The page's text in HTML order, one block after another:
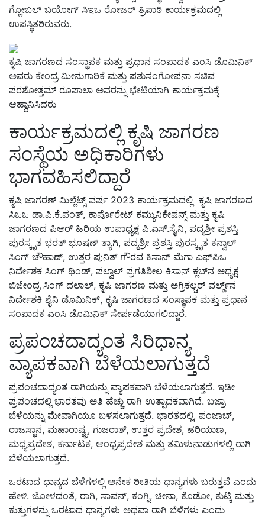
ಗ್ಲೋಬಲ್ ಬಯೋಗ್ ಸಿಇಒ ರೋಜರ್ ತ್ರಿಪಾಠಿ ಕಾರ್ಯಕ್ರಮದಲ್ಲಿ
ಉಪಸ್ಥಿತರಿರುವರು.
ಕೃಷಿ ಜಾಗರಣದ ಸಂಸ್ಥಾಪಕ ಮತ್ತು ಪ್ರಧಾನ ಸಂಪಾದಕ ಎಂಸಿ ಡೊಮಿನಿಕ್
ಅವರು ಕೇಂದ್ರ ಮೀನುಗಾರಿಕೆ ಮತ್ತು ಪಶುಸಂಗೋಪನಾ ಸಚಿವ
ಪರಶೋತ್ತಮ್ ರೂಪಾಲಾ ಅವರನ್ನು ಭೇಟಿಯಾಗಿ ಕಾರ್ಯಕ್ರಮಕ್ಕೆ
ಆಹ್ವಾನಿಸಿದರು
ಕಾರ್ಯಕ್ರಮದಲ್ಲಿ ಕೃಷಿ ಜಾಗರಣ
ಸಂಸ್ಥೆಯ ಅಧಿಕಾರಿಗಳು
ಭಾಗವಹಿಸಲಿದ್ದಾರೆ
ಕೃಷಿ ಜಾಗರಣ್ ಮಿಲ್ಲೆಟ್ಸ್ ವರ್ಷ 2023 ಕಾರ್ಯಕ್ರಮದಲ್ಲಿ ಕೃಷಿ ಜಾಗರಣದ
ಸಿಒಒ ಡಾ.ಪಿ.ಕೆ.ಪಂತ್, ಕಾರ್ಪೊರೇಟ್ ಕಮ್ಯುನಿಕೇಷನ್ಸ್ ಮತ್ತು ಕೃಷಿ
ಜಾಗರಣದ ಪಿಆರ್ ಹಿರಿಯ ಉಪಾಧ್ಯಕ್ಷ ಪಿ.ಎಸ್.ಸೈನಿ, ಪದ್ಮಶ್ರೀ ಪ್ರಶಸ್ತಿ
ಪುರಸ್ಕೃತ ಭರತ್ ಭೂಷಣ್ ತ್ಯಾಗಿ, ಪದ್ಮಶ್ರೀ ಪ್ರಶಸ್ತಿ ಪುರಸ್ಕೃತ ಕನ್ವಾಲ್
ಸಿಂಗ್ ಚೌಹಾಣ್, ಉತ್ತರ ಪುನಿತ್ ಗೌರವ ಕಿಸಾನ್ ಮೆಗಾ ಎಫ್‌ಪಿಒ
ನಿರ್ದೇಶಕ ಸಿಂಗ್ ಥಿಂಡ್, ಪಲ್ವಾಲ್ ಪ್ರಗತಿಶೀಲ ಕಿಸಾನ್ ಕ್ಲಬ್‌ನ ಅಧ್ಯಕ್ಷ
ಬಿಜೇಂದ್ರ ಸಿಂಗ್ ದಲಾಲ್, ಕೃಷಿ ಜಾಗರಣ ಮತ್ತು ಅಗ್ರಿಕಲ್ಚರ್ ವರ್ಲ್ಡ್‌ನ
ನಿರ್ದೇಶಕಿ ಶೈನಿ ಡೊಮಿನಿಕ್, ಕೃಷಿ ಜಾಗರಣದ ಸಂಸ್ಥಾಪಕ ಮತ್ತು ಪ್ರಧಾನ
ಸಂಪಾದಕ ಎಂಸಿ ಡೊಮಿನಿಕ್ ಸೇರ್ಪಡೆಯಾಗಲಿದ್ದಾರೆ.
ಪ್ರಪಂಚದಾದ್ಯಂತ ಸಿರಿಧಾನ್ಯ
ವ್ಯಾಪಕವಾಗಿ ಬೆಳೆಯಲಾಗುತ್ತದೆ
ಪ್ರಪಂಚದಾದ್ಯಂತ ರಾಗಿಯನ್ನು ವ್ಯಾಪಕವಾಗಿ ಬೆಳೆಯಲಾಗುತ್ತದೆ. ಇಡೀ
ಪ್ರಪಂಚದಲ್ಲಿ ಭಾರತವು ಅತಿ ಹೆಚ್ಚು ರಾಗಿ ಉತ್ಪಾದಕವಾಗಿದೆ. ಬಜ್ರಾ
ಬೆಳೆಯನ್ನು ಮೇವಾಗಿಯೂ ಬಳಸಲಾಗುತ್ತದೆ. ಭಾರತದಲ್ಲಿ, ಪಂಜಾಬ್,
ರಾಜಸ್ಥಾನ, ಮಹಾರಾಷ್ಟ್ರ, ಗುಜರಾತ್, ಉತ್ತರ ಪ್ರದೇಶ, ಹರಿಯಾಣ,
ಮಧ್ಯಪ್ರದೇಶ, ಕರ್ನಾಟಕ, ಆಂಧ್ರಪ್ರದೇಶ ಮತ್ತು ತಮಿಳುನಾಡುಗಳಲ್ಲಿ ರಾಗಿ
ಬೆಳೆಯಲಾಗುತ್ತದೆ.
ಒರಟಾದ ಧಾನ್ಯದ ಬೆಳೆಗಳಲ್ಲಿ ಅನೇಕ ರೀತಿಯ ಧಾನ್ಯಗಳು ಬರುತ್ತವೆ ಎಂದು
ಹೇಳಿ. ಜೋಳದಂತೆ, ರಾಗಿ, ಸಾವನ್, ಕಂಗ್ನಿ, ಚೀನಾ, ಕೊಡೋ, ಕುಟ್ಕಿ ಮತ್ತು
ಕುತ್ತುಗಳನ್ನು ಒರಟಾದ ಧಾನ್ಯಗಳು ಅಥವಾ ರಾಗಿ ಬೆಳೆಗಳು ಎಂದು